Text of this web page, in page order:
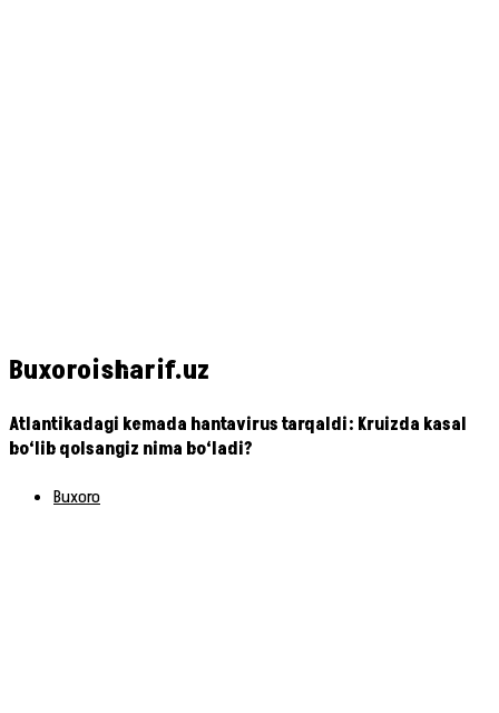
Buxoroisharif.uz
Atlantikadagi kemada hantavirus tarqaldi: Kruizda kasal
bo‘lib qolsangiz nima bo‘ladi?
Buxoro